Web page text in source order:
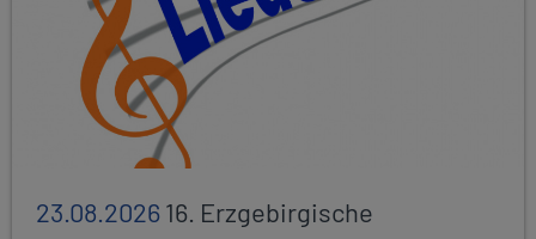
23.08.202616. Erzgebirgische